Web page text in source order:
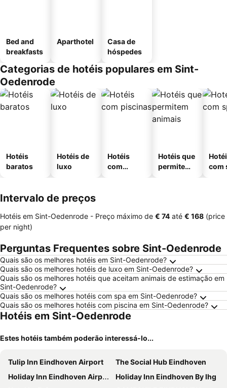
Bed and
breakfasts
Aparthotel
Casa de
hóspedes
Categorias de hotéis populares em Sint-
Oedenrode
Hotéis
baratos
Hotéis de
luxo
Hotéis
com
Hotéis que
permitem
com
Intervalo de preços
Hotéis em Sint-Oedenrode - Preço máximo de ‎€ 74 até ‎€ 168 (price
per night)
Perguntas Frequentes sobre Sint-Oedenrode
Quais são os melhores hotéis em Sint-Oedenrode?
Quais são os melhores hotéis de luxo em Sint-Oedenrode?
Quais são os melhores hotéis que aceitam animais de estimação em
Sint-Oedenrode?
Quais são os melhores hotéis com spa em Sint-Oedenrode?
Quais são os melhores hotéis com piscina em Sint-Oedenrode?
Hotéis em Sint-Oedenrode
Estes hotéis também poderão interessá-lo...
Tulip Inn Eindhoven Airport
The Social Hub Eindhoven
Holiday Inn Eindhoven Airport By Ihg
Holiday Inn Eindhoven By Ihg